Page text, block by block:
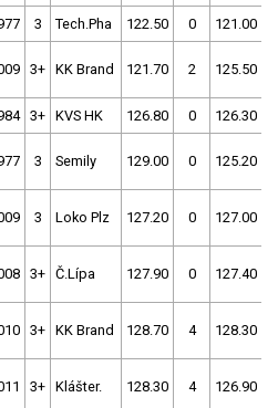
3 Tech.Pha 122.50 0 121.00
3+ KK Brand 121.70 2 125.50
3+ KVS HK 126.80 0 126.30
3 Semily 129.00 0 125.20
3 Loko Plz 127.20 0 127.00
3+ Č.Lípa 127.90 0 127.40
3+ KK Brand 128.70 4 128.30
3+ Klášter. 128.30 4 126.90